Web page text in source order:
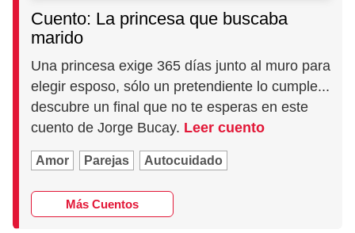
Cuento: La princesa que buscaba
marido
Una princesa exige 365 días junto al muro para
elegir esposo, sólo un pretendiente lo cumple...
descubre un final que no te esperas en este
cuento de Jorge Bucay. Leer cuento
Amor Parejas Autocuidado
Más Cuentos